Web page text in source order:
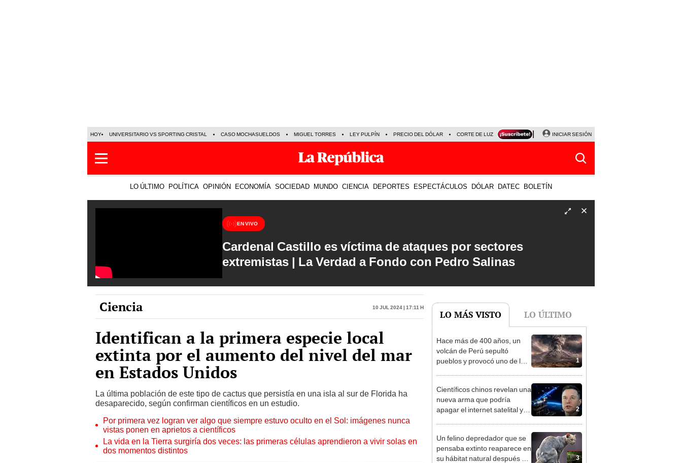
HOY UNIVERSITARIO VS SPORTING CRISTAL CASO MOCHASUELDOS MIGUEL TORRES LEY PULPÍN PRECIO DEL DÓLAR CORTE DE LUZ VIERNES 7 DE AGOSTO ALBERTO BENAVIDES
INICIAR SESIÓN
LO ÚLTIMO POLÍTICA OPINIÓN ECONOMÍA SOCIEDAD MUNDO CIENCIA DEPORTES ESPECTÁCULOS DÓLAR DATEC BOLETÍN
EN VIVO
Cardenal Castillo es víctima de ataques por sectores
extremistas | La Verdad a Fondo con Pedro Salinas
Ciencia 10 Jul 2024 | 17:11 h
Identifican a la primera especie local
extinta por el aumento del nivel del mar
en Estados Unidos
La última población de este tipo de cactus que persistía en una isla al sur de Florida ha
desaparecido, según confirman científicos en un estudio.
Por primera vez logran ver algo que siempre estuvo oculto en el Sol: imágenes nunca
vistas ponen en aprietos a científicos
La vida en la Tierra surgiría dos veces: las primeras células aprendieron a vivir solas en
dos momentos distintos
LO MÁS VISTO LO ÚLTIMO
1
Hace más de 400 años, un
volcán de Perú sepultó
pueblos y provocó uno de los
2
Científicos chinos revelan una
nueva arma que podría
apagar el internet satelital y
3
Un felino depredador que se
pensaba extinto reaparece en
su hábitat natural después de